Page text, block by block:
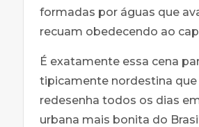
formadas por águas que
recuam obedecendo ao
É exatamente essa cena
tipicamente nordestina que
redesenha todos os dias
urbana mais bonita do